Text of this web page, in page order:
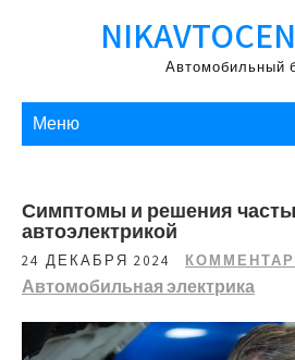
Автомобильный
Меню
Симптомы и решения
автоэлектрикой
24 ДЕКАБРЯ 2024
Автомобильная электрика